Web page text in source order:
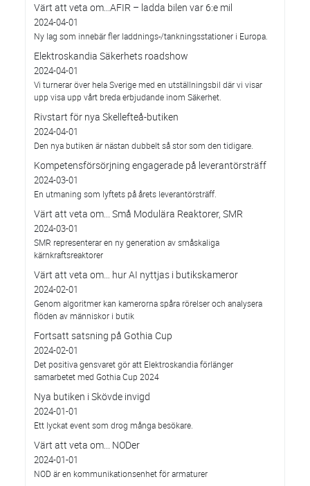
Värt att veta om...AFIR – ladda bilen var 6:e mil
2024-04-01
Ny lag som innebär fler laddnings-/tankningsstationer i Europa.
Elektroskandia Säkerhets roadshow
2024-04-01
Vi turnerar över hela Sverige med en utställningsbil där vi visar
upp visa upp vårt breda erbjudande inom Säkerhet.
Rivstart för nya Skellefteå-butiken
2024-04-01
Den nya butiken är nästan dubbelt så stor som den tidigare.
Kompetensförsörjning engagerade på leverantörsträff
2024-03-01
En utmaning som lyftets på årets leverantörsträff.
Värt att veta om... Små Modulära Reaktorer, SMR
2024-03-01
SMR representerar en ny generation av småskaliga
kärnkraftsreaktorer
Värt att veta om… hur AI nyttjas i butikskameror
2024-02-01
Genom algoritmer kan kamerorna spåra rörelser och analysera
flöden av människor i butik
Fortsatt satsning på Gothia Cup
2024-02-01
Det positiva gensvaret gör att Elektroskandia förlänger
samarbetet med Gothia Cup 2024
Nya butiken i Skövde invigd
2024-01-01
Ett lyckat event som drog många besökare.
Värt att veta om... NODer
2024-01-01
NOD är en kommunikationsenhet för armaturer